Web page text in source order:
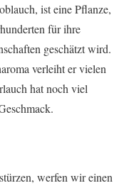
ist eine Pflanze,
für ihre
geschätzt wird.
verleiht er vielen
hat noch viel
werfen wir einen